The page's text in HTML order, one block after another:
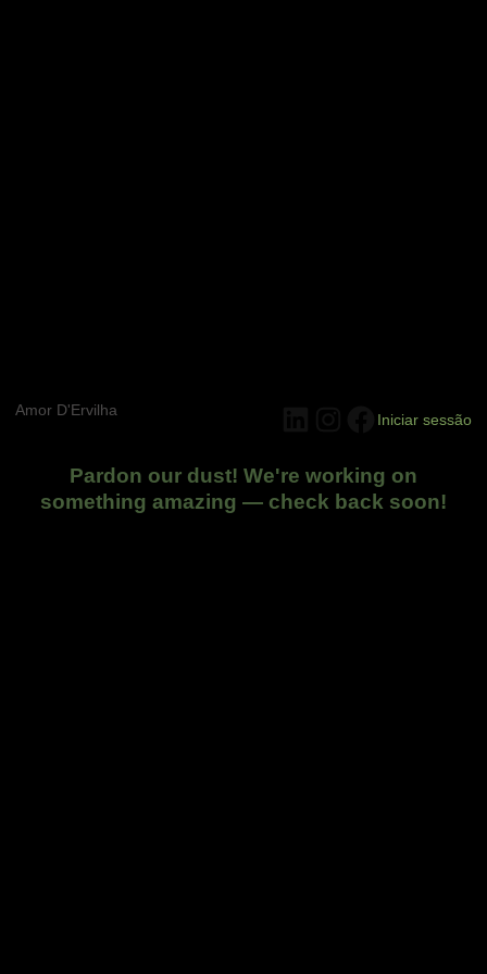
Amor D'Ervilha
Iniciar sessão
Pardon our dust! We're working on
something amazing — check back soon!